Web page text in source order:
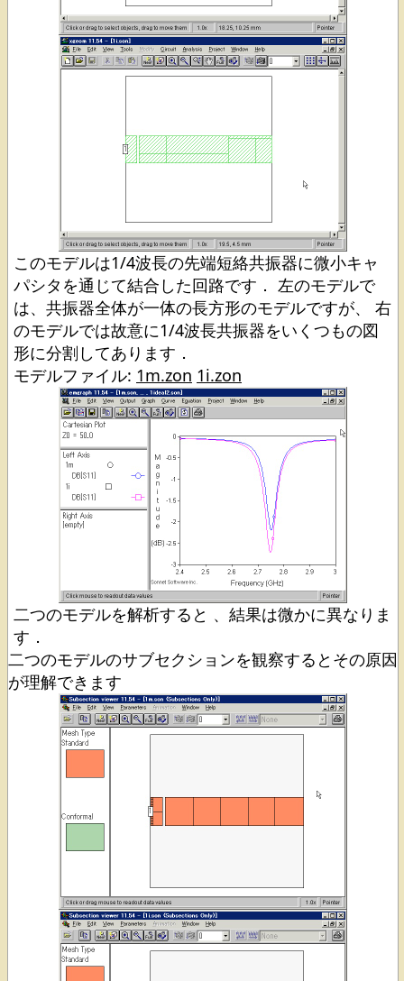
このモデルは1/4波長の先端短絡共振器に微小キャ
パシタを通じて結合した回路です． 左のモデルで
は、共振器全体が一体の長方形のモデルですが、 右
のモデルでは故意に1/4波長共振器をいくつもの図
形に分割してあります．
モデルファイル: 1m.zon 1i.zon
二つのモデルを解析すると 、結果は微かに異なりま
す．
二つのモデルのサブセクションを観察するとその原因
が理解できます